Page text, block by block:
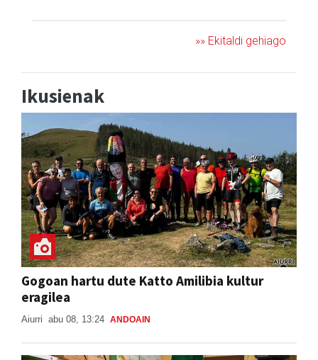
»» Ekitaldi gehiago
Ikusienak
Gogoan hartu dute Katto Amilibia kultur
eragilea
Aiurri abu 08, 13:24 ANDOAIN